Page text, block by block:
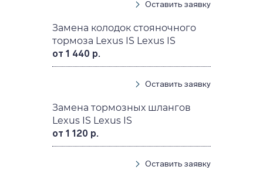
Оставить заявку
Замена колодок стояночного
тормоза Lexus IS Lexus IS
от 1 440 р.
Оставить заявку
Замена тормозных шлангов
Lexus IS Lexus IS
от 1 120 р.
Оставить заявку